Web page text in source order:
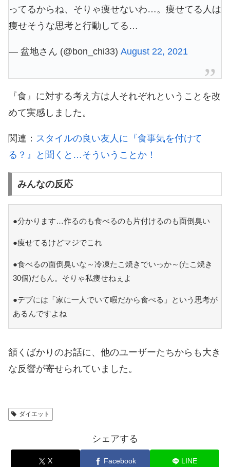
ってるからね、そりゃ痩せないわ…。痩せてる人は
痩せそうな思考と行動してる…
— 盆地さん (@bon_chi33) August 22, 2021
『食』に対する考え方は人それぞれということを改
めて実感しました。
関連： スタイルの良い友人に『食事気を付けて
る？』と聞くと…そういうことか！
みんなの反応
●分かります…作るのも食べるのも片付けるのも面倒臭い
●痩せてるけどマジでこれ
●食べるの面倒臭いな～冷凍たこ焼きでいっか～(たこ焼き
30個)だもん。そりゃ私痩せねぇよ
●デブには「家に一人でいて暇だから食べる」という思考が
あるんですよね
頷くばかりのお話に、他のユーザーたちからも大き
な反響が寄せられていました。
ダイエット
シェアする
X Facebook LINE